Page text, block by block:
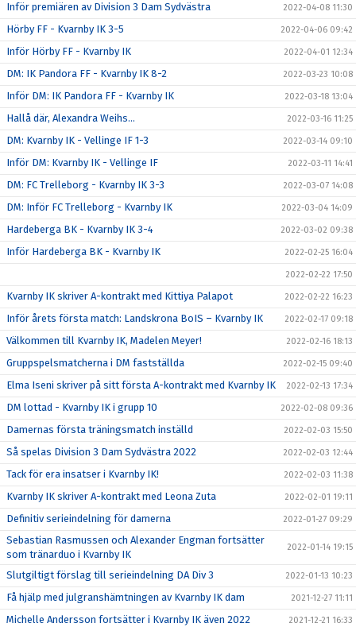
Inför premiären av Division 3 Dam Sydvästra 2022-04-08 11:30
Hörby FF - Kvarnby IK 3-5 2022-04-06 09:42
Inför Hörby FF - Kvarnby IK 2022-04-01 12:34
DM: IK Pandora FF - Kvarnby IK 8-2 2022-03-23 10:08
Inför DM: IK Pandora FF - Kvarnby IK 2022-03-18 13:04
Hallå där, Alexandra Weihs... 2022-03-16 11:25
DM: Kvarnby IK - Vellinge IF 1-3 2022-03-14 09:10
Inför DM: Kvarnby IK - Vellinge IF 2022-03-11 14:41
DM: FC Trelleborg - Kvarnby IK 3-3 2022-03-07 14:08
DM: Inför FC Trelleborg - Kvarnby IK 2022-03-04 14:09
Hardeberga BK - Kvarnby IK 3-4 2022-03-02 09:38
Inför Hardeberga BK - Kvarnby IK 2022-02-25 16:04
2022-02-22 17:50
Kvarnby IK skriver A-kontrakt med Kittiya Palapot 2022-02-22 16:23
Inför årets första match: Landskrona BoIS – Kvarnby IK 2022-02-17 09:18
Välkommen till Kvarnby IK, Madelen Meyer! 2022-02-16 18:13
Gruppspelsmatcherna i DM fastställda 2022-02-15 09:40
Elma Iseni skriver på sitt första A-kontrakt med Kvarnby IK 2022-02-13 17:34
DM lottad - Kvarnby IK i grupp 10 2022-02-08 09:36
Damernas första träningsmatch inställd 2022-02-03 15:50
Så spelas Division 3 Dam Sydvästra 2022 2022-02-03 12:44
Tack för era insatser i Kvarnby IK! 2022-02-03 11:38
Kvarnby IK skriver A-kontrakt med Leona Zuta 2022-02-01 19:11
Definitiv serieindelning för damerna 2022-01-27 09:29
Sebastian Rasmussen och Alexander Engman fortsätter
som tränarduo i Kvarnby IK
2022-01-14 19:15
Slutgiltigt förslag till serieindelning DA Div 3 2022-01-13 10:23
Få hjälp med julgranshämtningen av Kvarnby IK dam 2021-12-27 11:11
Michelle Andersson fortsätter i Kvarnby IK även 2022 2021-12-21 16:33